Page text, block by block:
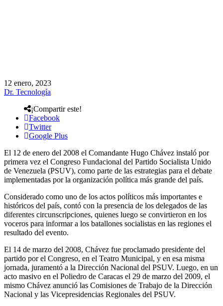
12 enero, 2023
Dr. Tecnología
¡Compartir este!
Facebook
Twitter
Google Plus
El 12 de enero del 2008 el Comandante Hugo Chávez instaló por
primera vez el Congreso Fundacional del Partido Socialista Unido
de Venezuela (PSUV), como parte de las estrategias para el debate
implementadas por la organización política más grande del país.
Considerado como uno de los actos políticos más importantes e
históricos del país, contó con la presencia de los delegados de las
diferentes circunscripciones, quienes luego se convirtieron en los
voceros para informar a los batallones socialistas en las regiones el
resultado del evento.
El 14 de marzo del 2008, Chávez fue proclamado presidente del
partido por el Congreso, en el Teatro Municipal, y en esa misma
jornada, juramentó a la Dirección Nacional del PSUV. Luego, en un
acto masivo en el Poliedro de Caracas el 29 de marzo del 2009, el
mismo Chávez anunció las Comisiones de Trabajo de la Dirección
Nacional y las Vicepresidencias Regionales del PSUV.